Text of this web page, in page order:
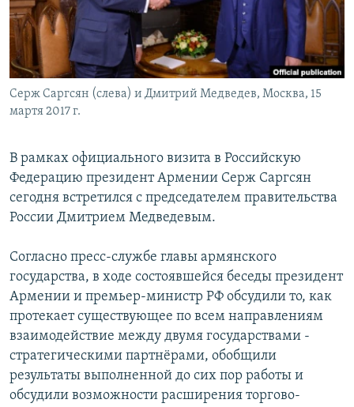
Հայերեն
English
Русский
Серж Саргсян (слева) и Дмитрий Медведев, Москва, 15
мартя 2017 г.
В рамках официального визита в Российскую
Федерацию президент Армении Серж Саргсян
сегодня встретился с председателем правительства
России Дмитрием Медведевым.
Согласно пресс-службе главы армянского
государства, в ходе состоявшейся беседы президент
Армении и премьер-министр РФ обсудили то, как
протекает существующее по всем направлениям
взаимодействие между двумя государствами -
стратегическими партнёрами, обобщили
результаты выполненной до сих пор работы и
обсудили возможности расширения торгово-